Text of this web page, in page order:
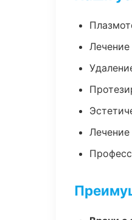
Лечение